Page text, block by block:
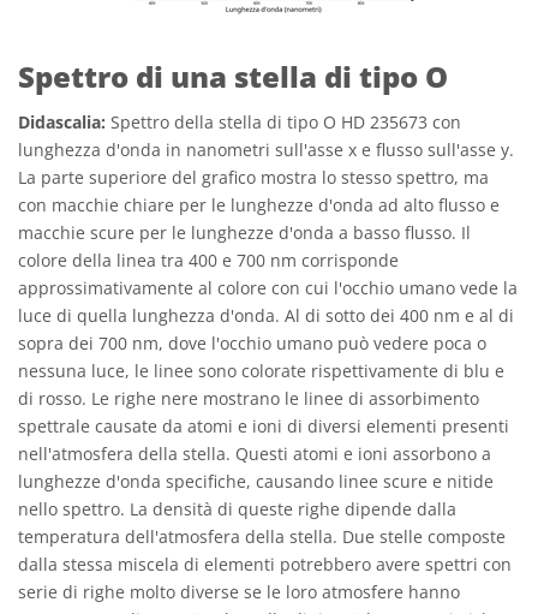
Spettro di una stella di tipo O
Didascalia: Spettro della stella di tipo O HD 235673 con
lunghezza d'onda in nanometri sull'asse x e flusso sull'asse y.
La parte superiore del grafico mostra lo stesso spettro, ma
con macchie chiare per le lunghezze d'onda ad alto flusso e
macchie scure per le lunghezze d'onda a basso flusso. Il
colore della linea tra 400 e 700 nm corrisponde
approssimativamente al colore con cui l'occhio umano vede la
luce di quella lunghezza d'onda. Al di sotto dei 400 nm e al di
sopra dei 700 nm, dove l'occhio umano può vedere poca o
nessuna luce, le linee sono colorate rispettivamente di blu e
di rosso. Le righe nere mostrano le linee di assorbimento
spettrale causate da atomi e ioni di diversi elementi presenti
nell'atmosfera della stella. Questi atomi e ioni assorbono a
lunghezze d'onda specifiche, causando linee scure e nitide
nello spettro. La densità di queste righe dipende dalla
temperatura dell'atmosfera della stella. Due stelle composte
dalla stessa miscela di elementi potrebbero avere spettri con
serie di righe molto diverse se le loro atmosfere hanno